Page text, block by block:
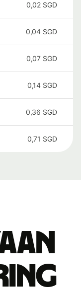
0,02 SGD
0,04 SGD
0,07 SGD
0,14 SGD
0,36 SGD
0,71 SGD